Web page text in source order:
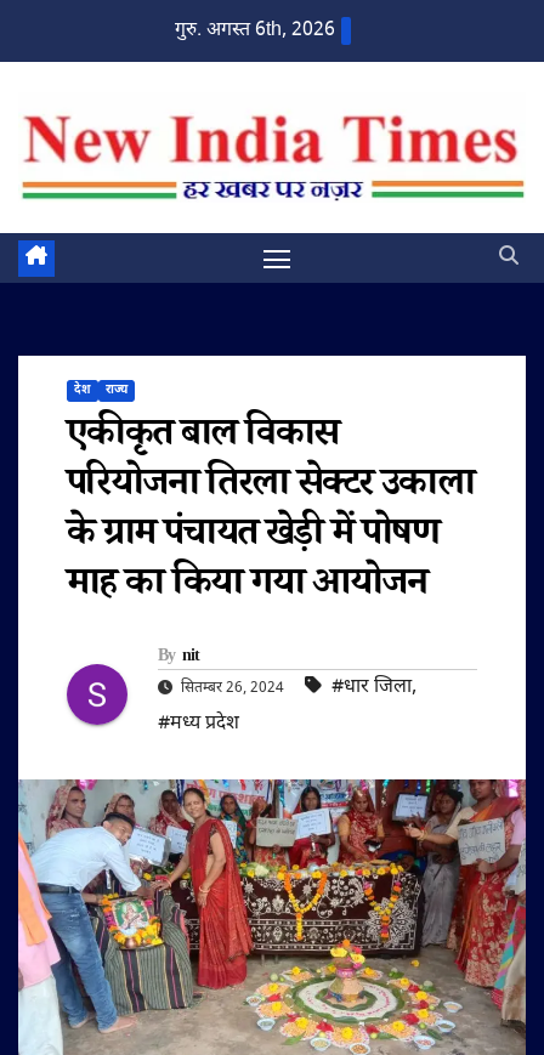
गुरु. अगस्त 6th, 2026
देश राज्य
एकीकृत बाल विकास
परियोजना तिरला सेक्टर उकाला
के ग्राम पंचायत खेड़ी में पोषण
माह का किया गया आयोजन
By nit
सितम्बर 26, 2024 #धार जिला,
#मध्य प्रदेश